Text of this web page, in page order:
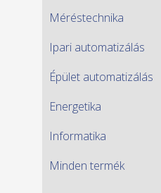
Méréstechnika
Ipari automatizálás
Épület automatizálás
Energetika
Informatika
Minden termék